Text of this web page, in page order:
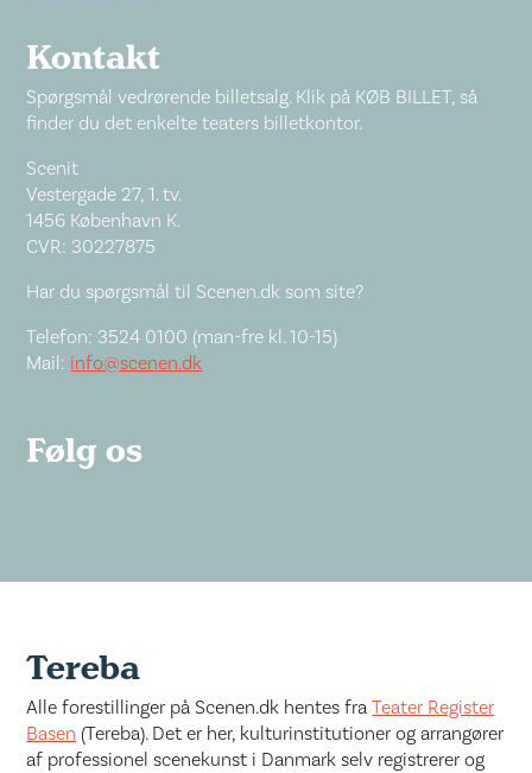
Kontakt
Spørgsmål vedrørende billetsalg. Klik på KØB BILLET, så
finder du det enkelte teaters billetkontor.
Scenit
Vestergade 27, 1. tv.
1456 København K.
CVR: 30227875
Har du spørgsmål til Scenen.dk som site?
Telefon: 3524 0100 (man-fre kl. 10-15)
Mail: info@scenen.dk
Følg os
Tereba
Alle forestillinger på Scenen.dk hentes fraTeater Register
Basen (Tereba). Det er her, kulturinstitutioner og arrangører
af professionel scenekunst i Danmark selv registrerer og